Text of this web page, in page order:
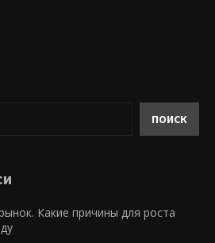
ПОИСК
Какие причины для роста